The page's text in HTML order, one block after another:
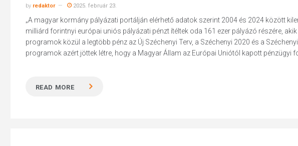
Hit enter to search or ESC to close
by redaktor 2025. február 23.
„A magyar kormány pályázati portálján elérhető adatok szerint 2004 és 2024 között
milliárd forintnyi európai uniós pályázati pénzt ítéltek oda 161 ezer pályázó részére,
programok közül a legtöbb pénz az Új Széchenyi Terv, a Széchenyi 2020 és a
programok azért jöttek létre, hogy a Magyar Állam az Európai Uniótól kapott pénzügyi
READ MORE